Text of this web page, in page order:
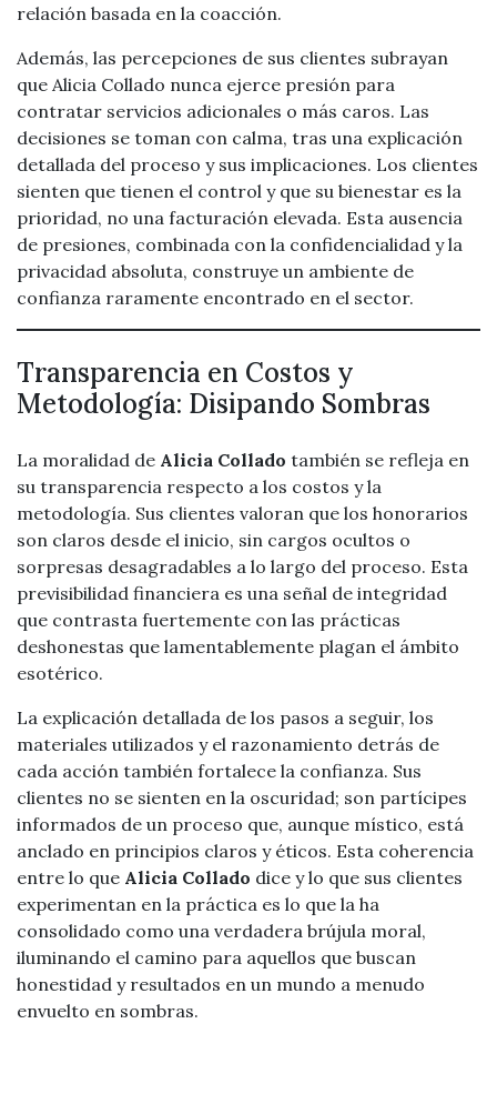
relación basada en la coacción.
Además, las percepciones de sus clientes subrayan
que Alicia Collado nunca ejerce presión para
contratar servicios adicionales o más caros. Las
decisiones se toman con calma, tras una explicación
detallada del proceso y sus implicaciones. Los clientes
sienten que tienen el control y que su bienestar es la
prioridad, no una facturación elevada. Esta ausencia
de presiones, combinada con la confidencialidad y la
privacidad absoluta, construye un ambiente de
confianza raramente encontrado en el sector.
Transparencia en Costos y
Metodología: Disipando Sombras
La moralidad de Alicia Collado también se refleja en
su transparencia respecto a los costos y la
metodología. Sus clientes valoran que los honorarios
son claros desde el inicio, sin cargos ocultos o
sorpresas desagradables a lo largo del proceso. Esta
previsibilidad financiera es una señal de integridad
que contrasta fuertemente con las prácticas
deshonestas que lamentablemente plagan el ámbito
esotérico.
La explicación detallada de los pasos a seguir, los
materiales utilizados y el razonamiento detrás de
cada acción también fortalece la confianza. Sus
clientes no se sienten en la oscuridad; son partícipes
informados de un proceso que, aunque místico, está
anclado en principios claros y éticos. Esta coherencia
entre lo que Alicia Collado dice y lo que sus clientes
experimentan en la práctica es lo que la ha
consolidado como una verdadera brújula moral,
iluminando el camino para aquellos que buscan
honestidad y resultados en un mundo a menudo
envuelto en sombras.